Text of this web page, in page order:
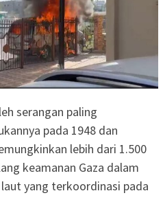
serangan paling
pada 1948 dan
lebih dari 1.500
keamanan Gaza dalam
yang terkoordinasi pada